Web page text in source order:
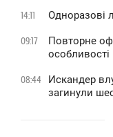
14:11 Одноразові
09:17
Повторне
особливості
08:44
Искандер
загинули